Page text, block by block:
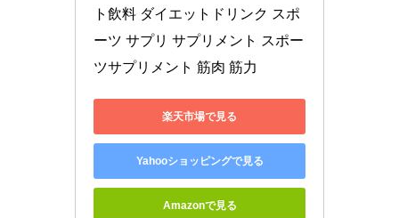
ト飲料 ダイエットドリンク スポ
ーツ サプリ サプリメント スポー
ツサプリメント 筋肉 筋力
楽天市場で見る
Yahooショッピングで見る
Amazonで見る